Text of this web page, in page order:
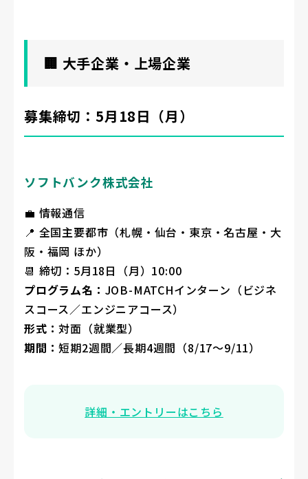
🏢 大手企業・上場企業
募集締切：5月18日（月）
ソフトバンク株式会社
💼 情報通信
📍 全国主要都市（札幌・仙台・東京・名古屋・大
阪・福岡 ほか）
📆 締切：5月18日（月）10:00
プログラム名： JOB-MATCHインターン（ビジネ
スコース／エンジニアコース）
形式：対面（就業型）
期間：短期2週間／長期4週間（8/17〜9/11）
詳細・エントリーはこちら